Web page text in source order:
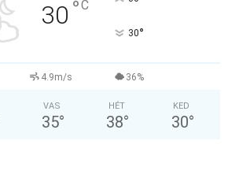
30 °C
30°
4.9m/s 36%
VAS
35°
HÉT
38°
KED
30°